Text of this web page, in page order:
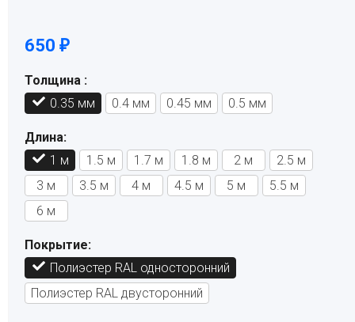
650 ₽
Толщина :
0.35 мм
0.4 мм 0.45 мм 0.5 мм
Длина:
1 м
1.5 м 1.7 м 1.8 м 2 м
2.5 м
3 м
3.5 м 4 м 4.5 м 5 м
5.5 м
6 м
Покрытие:
Полиэстер RAL односторонний
Полиэстер RAL двусторонний